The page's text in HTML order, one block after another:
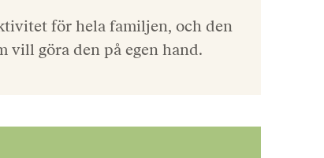
för hela familjen, och den
vill göra den på egen hand.